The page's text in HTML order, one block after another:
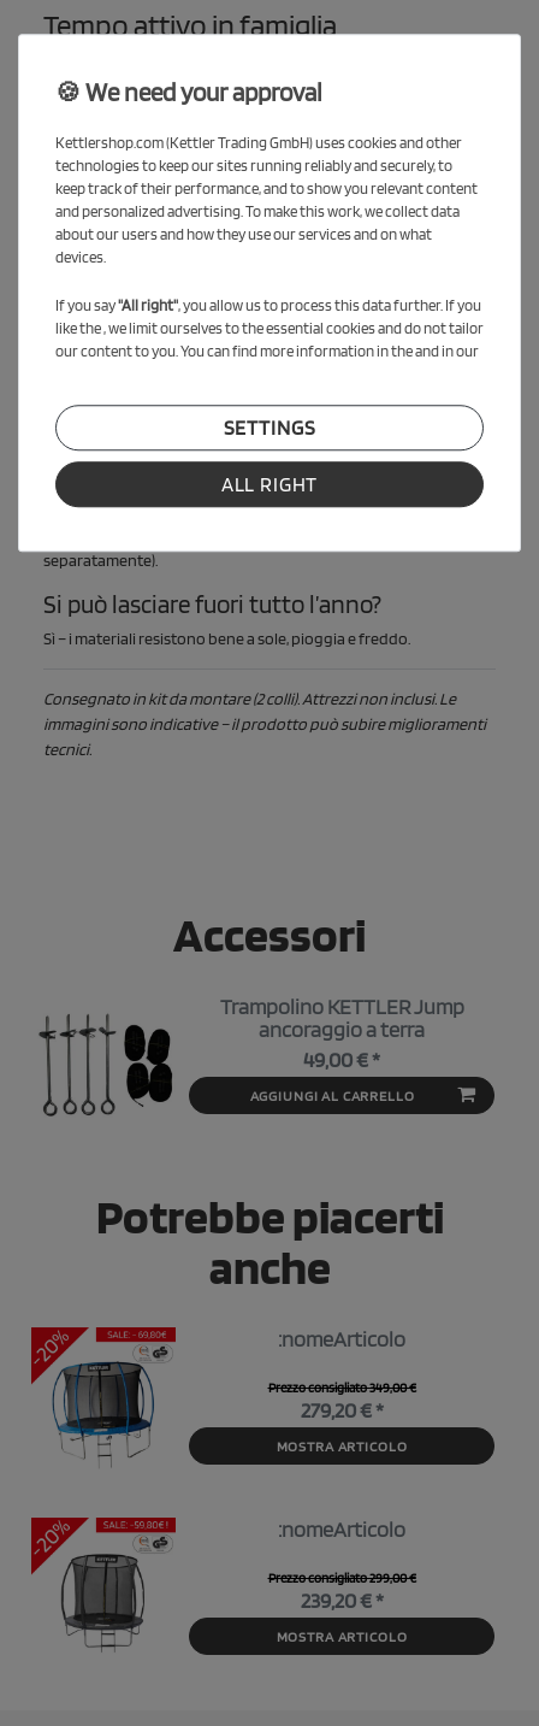
Tempo attivo in famiglia
KETTLER Jump 365
Da che età è consigliato?
Cosa include la confezione?
Trampolino con rete, scala, attrezzo per molle e istruzioni in
Quanto è alto?
Altezza del telaio 90 cm, altezza totale 273 cm con rete.
È necessario un accessorio extra?
separatamente).
Si può lasciare fuori tutto l’anno?
Sì – i materiali resistono bene a sole, pioggia e freddo.
Consegnato in kit da montare (2 colli). Attrezzi non inclusi. Le
immagini sono indicative – il prodotto può subire miglioramenti
tecnici.
Accessori
Trampolino KETTLER Jump
ancoraggio a terra
49,00 € *
AGGIUNGI AL CARRELLO
Potrebbe piacerti
anche
:nomeArticolo
Prezzo consigliato 349,00 €
279,20 € *
MOSTRA ARTICOLO
:nomeArticolo
Prezzo consigliato 299,00 €
239,20 € *
MOSTRA ARTICOLO
🍪 We need your approval
Kettlershop.com (Kettler Trading GmbH) uses cookies and other
technologies to keep our sites running reliably and securely, to
keep track of their performance, and to show you relevant content
and personalized advertising. To make this work, we collect data
about our users and how they use our services and on what
devices.
If you say"All right", you allow us to process this data further. If you
like the , we limit ourselves to the essential cookies and do not tailor
our content to you. You can find more information in the and in our
SETTINGS
ALL RIGHT